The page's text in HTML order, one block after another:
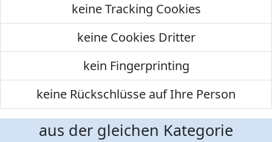
keine Tracking Cookies
keine Cookies Dritter
kein Fingerprinting
keine Rückschlüsse auf Ihre Person
aus der gleichen Kategorie